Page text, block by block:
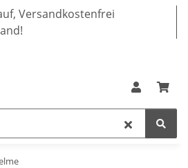
Versandkostenfrei